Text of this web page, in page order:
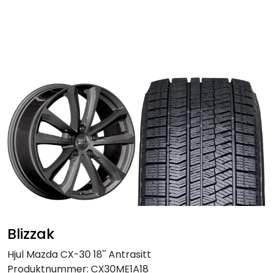
Blizzak
Hjul Mazda CX-30 18'' Antrasitt
Produktnummer: CX30ME1A18
Hjulpakker
Felger
Lastebil
Buss
Anlegg